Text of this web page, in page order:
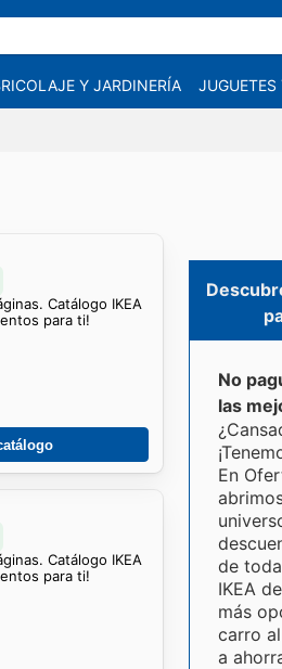
Y JARDINERÍA JUGUETES
Catálogo IKEA
para ti!
Catálogo IKEA
para ti!
No
las
En
de
IKEA
más
carro
a